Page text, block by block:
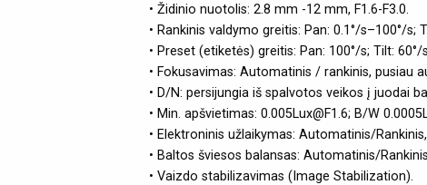
• Židinio nuotolis: 2.8 mm -12 mm, F1.6-F3.0.
• Rankinis valdymo greitis: Pan: 0.1°/s–100°/s;
• Preset (etiketės) greitis: Pan: 100°/s; Tilt: 60°/
• Fokusavimas: Automatinis / rankinis, pusiau
• D/N: persijungia iš spalvotos veikos į juodai
• Min. apšvietimas: 0.005Lux@F1.6; B/W
• Elektroninis užlaikymas: Automatinis/
• Baltos šviesos balansas: Automatinis/
• Vaizdo stabilizavimas (Image Stabilization).